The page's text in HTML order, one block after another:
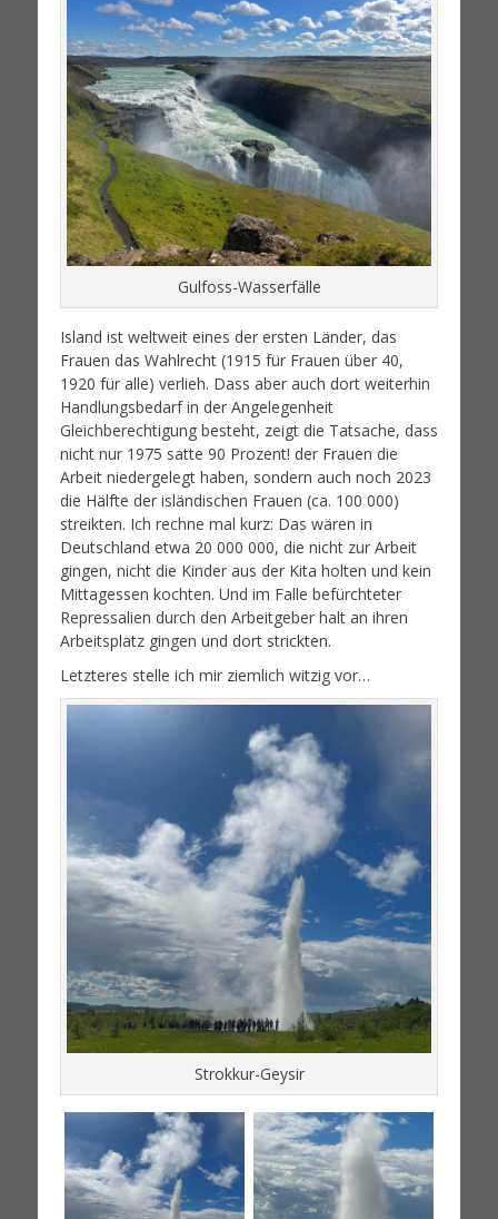
Gulfoss-Wasserfälle
Island ist weltweit eines der ersten Länder, das
Frauen das Wahlrecht (1915 für Frauen über 40,
1920 für alle) verlieh. Dass aber auch dort weiterhin
Handlungsbedarf in der Angelegenheit
Gleichberechtigung besteht, zeigt die Tatsache, dass
nicht nur 1975 satte 90 Prozent! der Frauen die
Arbeit niedergelegt haben, sondern auch noch 2023
die Hälfte der isländischen Frauen (ca. 100 000)
streikten. Ich rechne mal kurz: Das wären in
Deutschland etwa 20 000 000, die nicht zur Arbeit
gingen, nicht die Kinder aus der Kita holten und kein
Mittagessen kochten. Und im Falle befürchteter
Repressalien durch den Arbeitgeber halt an ihren
Arbeitsplatz gingen und dort strickten.
Letzteres stelle ich mir ziemlich witzig vor…
Strokkur-Geysir